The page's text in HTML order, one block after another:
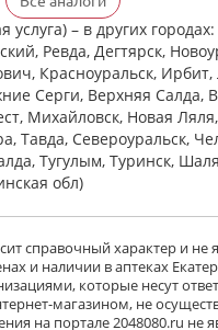
– в других
Ревда, Дегтярск,
Красноуральск,
Cерги, Верхняя Салда,
Михайловск, Новая
Тавда, Североуральск,
Тугулым, Туринск,
обл)
справочный характер и не
и наличии в аптеках
которые несут
магазином, не
на портале 2048080.ru не